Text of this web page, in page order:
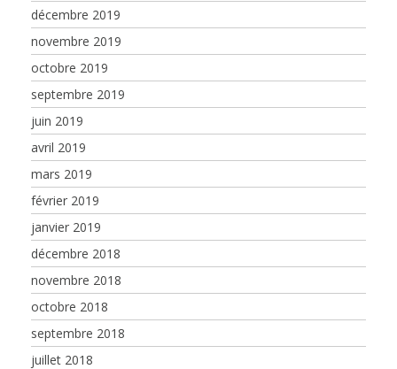
décembre 2019
novembre 2019
octobre 2019
septembre 2019
juin 2019
avril 2019
mars 2019
février 2019
janvier 2019
décembre 2018
novembre 2018
octobre 2018
septembre 2018
juillet 2018